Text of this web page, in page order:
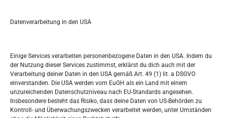
Datenverarbeitung in den USA
Einige Services verarbeiten personenbezogene Daten in den USA. Indem du
der Nutzung dieser Services zustimmst, erklärst du dich auch mit der
Verarbeitung deiner Daten in den USA gemäß Art. 49 (1) lit. a DSGVO
einverstanden. Die USA werden vom EuGH als ein Land mit einem
unzureichenden Datenschutzniveau nach EU-Standards angesehen.
Insbesondere besteht das Risiko, dass deine Daten von US-Behörden zu
Kontroll- und Überwachungszwecken verarbeitet werden, unter Umständen
MÄRZ 2018
M D M D F S
1 2 3
5 6 7 8 9 10 11